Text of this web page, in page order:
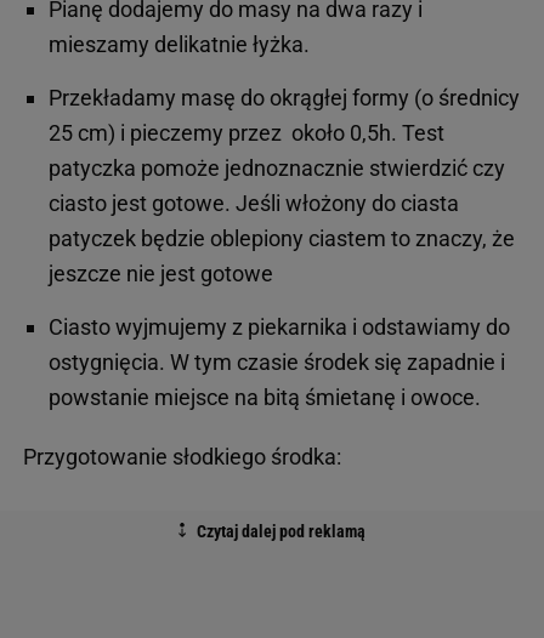
Pianę dodajemy do masy na dwa razy i
mieszamy delikatnie łyżka.
Przekładamy masę do okrągłej formy (o średnicy
25 cm) i pieczemy przez około 0,5h. Test
patyczka pomoże jednoznacznie stwierdzić czy
ciasto jest gotowe. Jeśli włożony do ciasta
patyczek będzie oblepiony ciastem to znaczy, że
jeszcze nie jest gotowe
Ciasto wyjmujemy z piekarnika i odstawiamy do
ostygnięcia. W tym czasie środek się zapadnie i
powstanie miejsce na bitą śmietanę i owoce.
Przygotowanie słodkiego środka: